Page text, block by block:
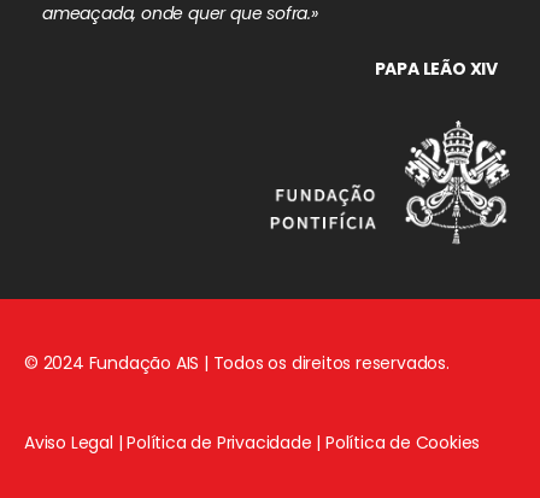
ameaçada, onde quer que sofra.»
PAPA LEÃO XIV
© 2024 Fundação AIS | Todos os direitos reservados.
Aviso Legal |Política de Privacidade |Política de Cookies